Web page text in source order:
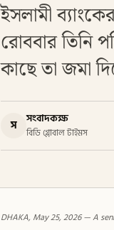
ইসলামী
রোববার তিনি
কাছে তা জমা
স সংবাদকক্ষ
বিডি গ্লোবাল টাইমস
DHAKA, May 25, 2026 — A